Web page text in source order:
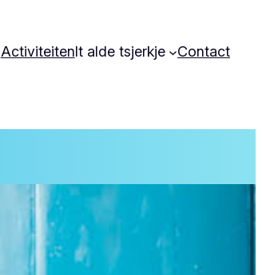
ActiviteitenIt alde tsjerkje Contact